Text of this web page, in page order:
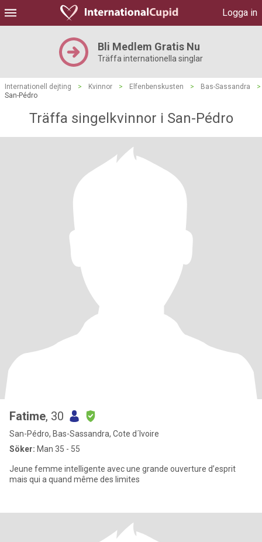
Logga in
Bli Medlem Gratis Nu
Träffa internationella singlar
Internationell dejting > Kvinnor > Elfenbenskusten > Bas-Sassandra
>
San-Pédro
Träffa singelkvinnor i San-Pédro
Fatime, 30
San-Pédro, Bas-Sassandra, Cote d´Ivoire
Söker: Man 35 - 55
Jeune femme intelligente avec une grande ouverture d’esprit
mais qui a quand même des limites